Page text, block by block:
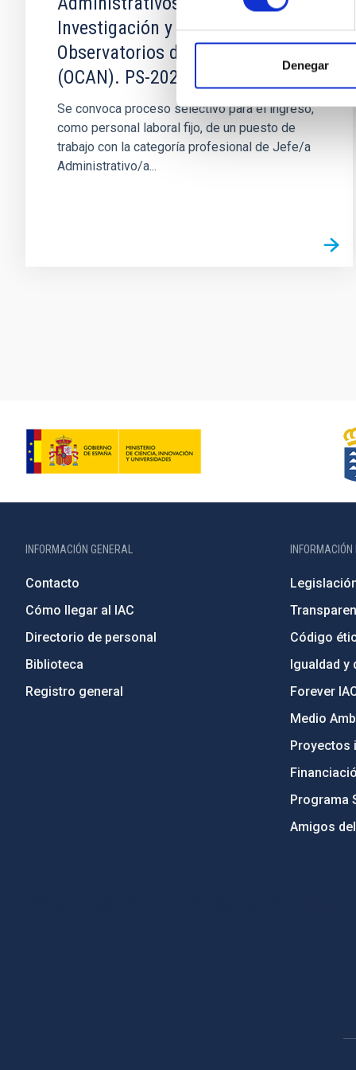
Denegar
Investigación y Enseñanza y
Observatorios de Canarias
(OCAN). PS-2025-059
Se convoca proceso selectivo para el ingreso,
como personal laboral fijo, de un puesto de
trabajo con la categoría profesional de Jefe/a
Administrativo/a...
INFORMACIÓN GENERAL
Contacto
Cómo llegar al IAC
Directorio de personal
Biblioteca
Registro general
Código
Igualdad y
Forever
Medio
Proyectos
Programa
Amigos